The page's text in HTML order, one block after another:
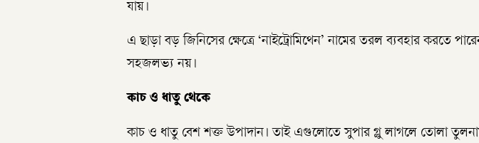
যায়।
এ ছাড়া বড় জিনিসের ক্ষেত্রে ‘নাইট্রোমিথেন’ নামের তরল ব্যবহার করতে
সহজলভ্য নয়।
কাচ ও ধাতু থেকে
কাচ ও ধাতু বেশ শক্ত উপাদান। তাই এগুলোতে সুপার গ্লু লাগলে তোলা